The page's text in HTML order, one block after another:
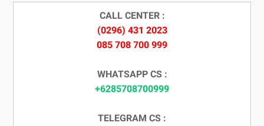
CALL CENTER :
(0296) 431 2023
085 708 700 999
WHATSAPP CS :
+6285708700999
TELEGRAM CS :